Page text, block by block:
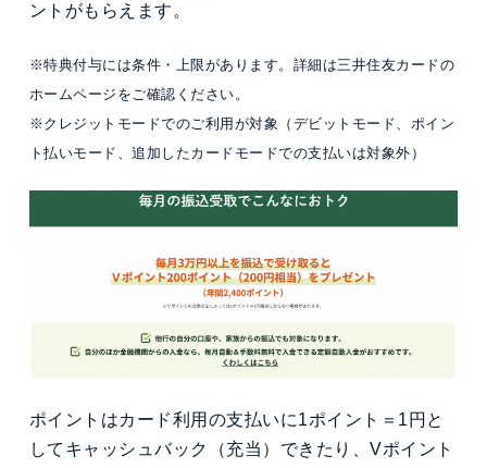
ントがもらえます。
※特典付与には条件・上限があります。詳細は三井住友カードの
ホームページをご確認ください。
※クレジットモードでのご利用が対象（デビットモード、ポイン
ト払いモード、追加したカードモードでの支払いは対象外）
ポイントはカード利用の支払いに1ポイント＝1円と
してキャッシュバック（充当）できたり、Vポイント